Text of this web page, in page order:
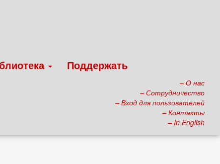
Поддержать
– О нас
– Сотрудничество
– Вход для пользователей
– Контакты
– In English